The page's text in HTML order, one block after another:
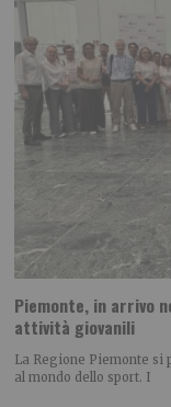
Piemonte, in arrivo
attività giovanili
La Regione Piemonte si
al mondo dello sport. I